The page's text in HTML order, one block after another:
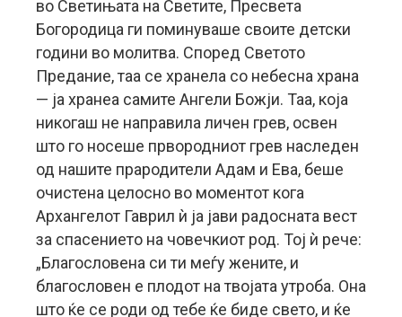
во Светињата на Светите, Пресвета
Богородица ги поминуваше своите детски
години во молитва. Според Светото
Предание, таа се хранела со небесна храна
— ја хранеа самите Ангели Божји. Таа, која
никогаш не направила личен грев, освен
што го носеше првородниот грев наследен
од нашите прародители Адам и Ева, беше
очистена целосно во моментот кога
Архангелот Гаврил ѝ ја јави радосната вест
за спасението на човечкиот род. Тој ѝ рече:
„Благословена си ти меѓу жените, и
благословен е плодот на твојата утроба. Она
што ќе се роди од тебе ќе биде свето, и ќе